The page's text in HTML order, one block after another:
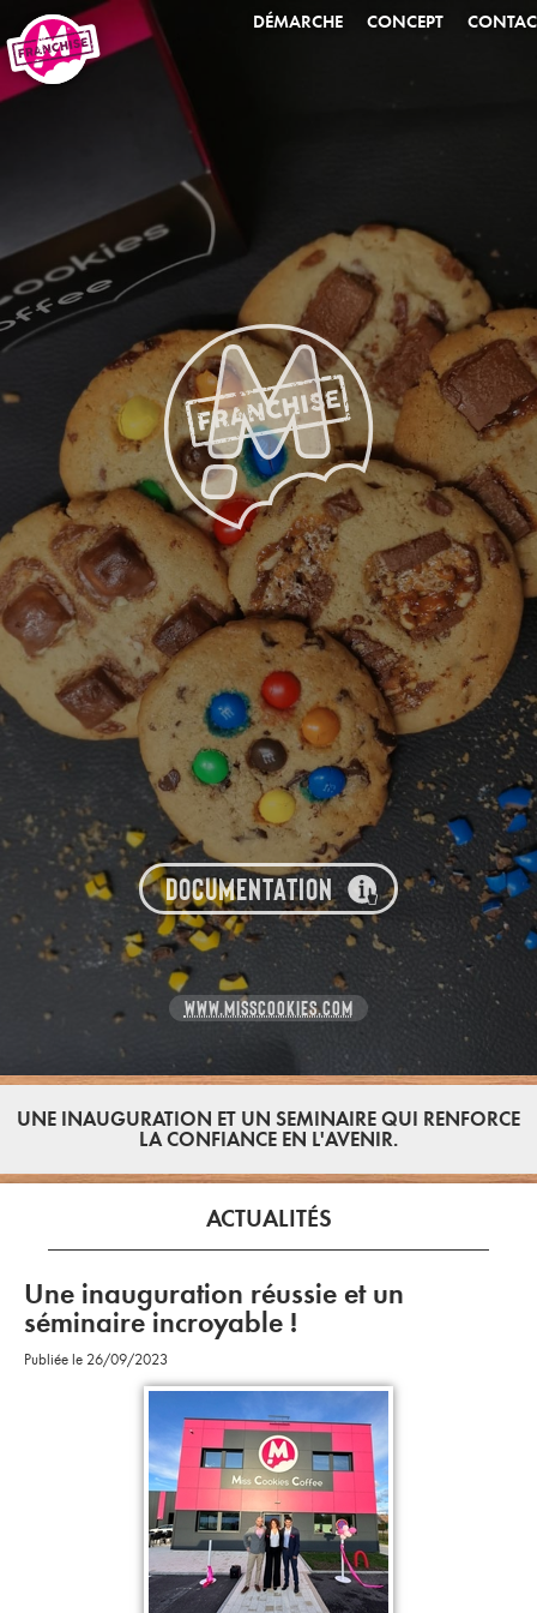
DÉMARCHE CONCEPT
DOCUMENTATION
WWW.MISSCOOKIES.COM
UNE INAUGURATION ET UN SEMINAIRE QUI RENFORCE
LA CONFIANCE EN L'AVENIR.
ACTUALITÉS
Une inauguration réussie et un
séminaire incroyable !
Publiée le 26/09/2023